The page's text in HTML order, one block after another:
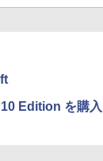
、防水、7インチ
ー、広告無し、ブ
Edition を購